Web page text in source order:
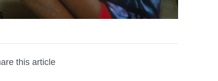
this article